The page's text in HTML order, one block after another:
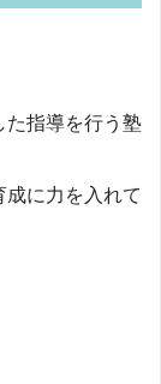
た指導を行う塾
に力を入れて